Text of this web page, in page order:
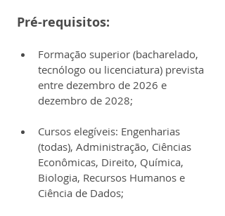
Pré-requisitos:
Formação superior (bacharelado,
tecnólogo ou licenciatura) prevista
entre dezembro de 2026 e
dezembro de 2028;
Cursos elegíveis: Engenharias
(todas), Administração, Ciências
Econômicas, Direito, Química,
Biologia, Recursos Humanos e
Ciência de Dados;